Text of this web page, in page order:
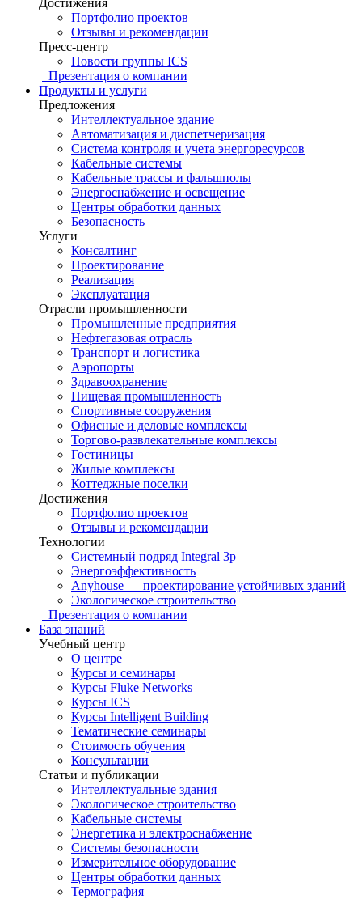
Портфолио проектов
Отзывы и рекомендации
Пресс-центр
Новости группы ICS
Презентация о компании
Продукты и услуги
Предложения
Интеллектуальное здание
Автоматизация и диспетчеризация
Система контроля и учета энергоресурсов
Кабельные системы
Кабельные трассы и фальшполы
Энергоснабжение и освещение
Центры обработки данных
Безопасность
Услуги
Консалтинг
Проектирование
Реализация
Эксплуатация
Отрасли промышленности
Промышленные предприятия
Нефтегазовая отрасль
Транспорт и логистика
Аэропорты
Здравоохранение
Пищевая промышленность
Спортивные сооружения
Офисные и деловые комплексы
Торгово-развлекательные комплексы
Гостиницы
Жилые комплексы
Коттеджные поселки
Достижения
Портфолио проектов
Отзывы и рекомендации
Технологии
Системный подряд Integral 3p
Энергоэффективность
Anyhouse — проектирование устойчивых зданий
Экологическое строительство
Презентация о компании
База знаний
Учебный центр
О центре
Курсы и семинары
Курсы Fluke Networks
Курсы ICS
Курсы Intelligent Building
Тематические семинары
Стоимость обучения
Консультации
Статьи и публикации
Интеллектуальные здания
Экологическое строительство
Кабельные системы
Энергетика и электроснабжение
Системы безопасности
Измерительное оборудование
Центры обработки данных
Термография